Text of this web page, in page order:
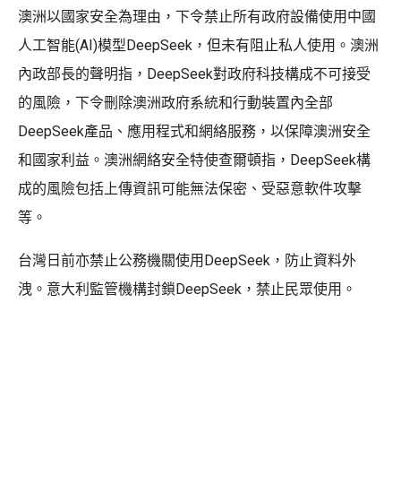
澳洲以國家安全為理由，下令禁止所有政府設備使用中國
人工智能(AI)模型DeepSeek，但未有阻止私人使用。澳洲
內政部長的聲明指，DeepSeek對政府科技構成不可接受
的風險，下令刪除澳洲政府系統和行動裝置內全部
DeepSeek產品、應用程式和網絡服務，以保障澳洲安全
和國家利益。澳洲網絡安全特使查爾頓指，DeepSeek構
成的風險包括上傳資訊可能無法保密、受惡意軟件攻擊
等。
台灣日前亦禁止公務機關使用DeepSeek，防止資料外
洩。意大利監管機構封鎖DeepSeek，禁止民眾使用。